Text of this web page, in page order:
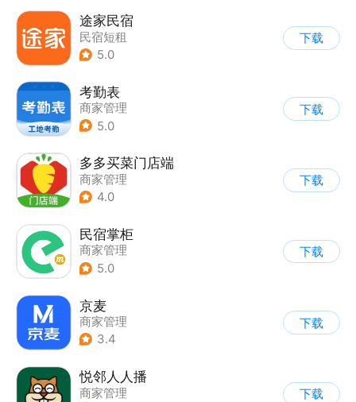
途家民宿
民宿短租
5.0
下载
考勤表
商家管理
5.0
下载
多多买菜门店端
商家管理
4.0
下载
民宿掌柜
商家管理
5.0
下载
京麦
商家管理
3.4
下载
悦邻人人播
商家管理
下载